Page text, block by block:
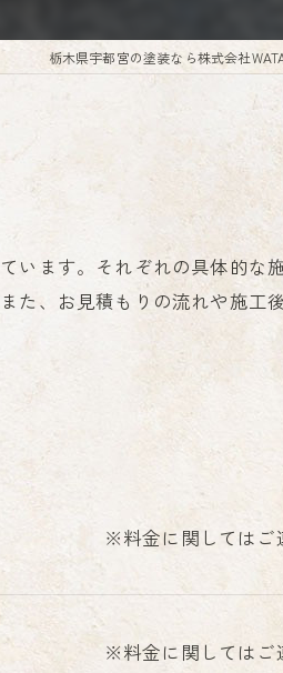
栃木県宇都宮の塗装なら株式会社
います。それぞれの具体的な
た、お見積もりの流れや施工
※料金に関してはご
※料金に関してはご